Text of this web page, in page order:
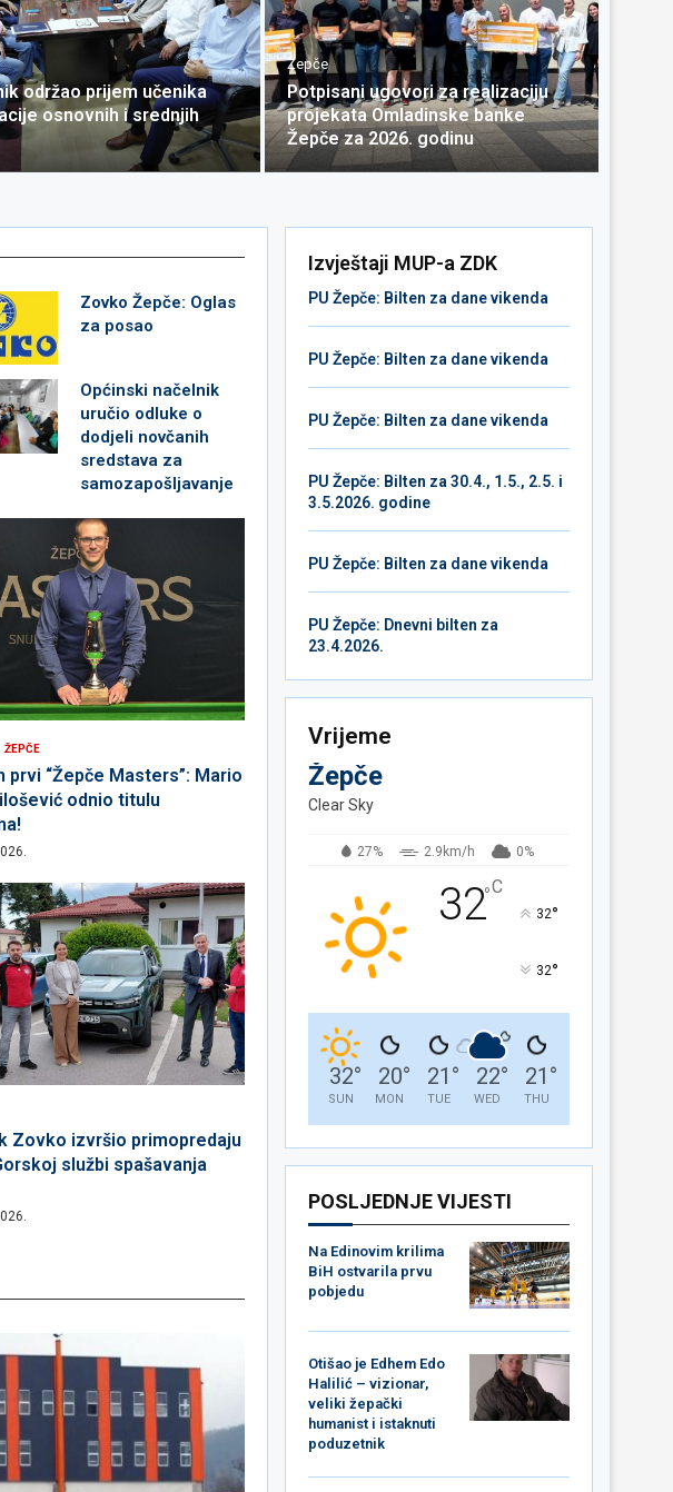
održao prijem učenika
osnovnih i srednjih
Žepče
Potpisani ugovori za realizaciju
projekata Omladinske banke
Žepče za 2026. godinu
Zovko Žepče: Oglas
za posao
Općinski načelnik
uručio odluke o
dodjeli novčanih
sredstava za
samozapošljavanje
ŽEPČE
prvi “Žepče Masters”: Mario
odnio titulu
Zovko izvršio primopredaju
službi spašavanja
Izvještaji MUP-a ZDK
PU Žepče: Bilten za dane vikenda
PU Žepče: Bilten za dane vikenda
PU Žepče: Bilten za dane vikenda
PU Žepče: Bilten za 30.4., 1.5., 2.5. i
3.5.2026. godine
PU Žepče: Bilten za dane vikenda
PU Žepče: Dnevni bilten za
23.4.2026.
Vrijeme
Žepče
Clear Sky
27% 2.9km/h 0%
32°C
32°
32°
32°
SUN
20°
MON
21 °
TUE
22°
WED
21 °
THU
POSLJEDNJE VIJESTI
Na Edinovim krilima
BiH ostvarila prvu
pobjedu
Otišao je Edhem Edo
Halilić – vizionar,
veliki žepački
humanist i istaknuti
poduzetnik